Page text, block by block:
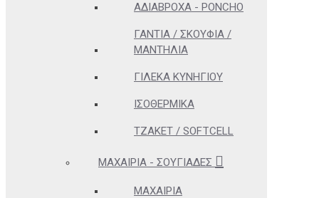
ΑΔΊΑΒΡΟΧΑ - PONCHO
ΓΆΝΤΙΑ / ΣΚΟΥΦΙΆ /
ΜΑΝΤΉΛΙΑ
ΓΙΛΈΚΑ ΚΥΝΗΓΊΟΥ
ΙΣΟΘΕΡΜΙΚΆ
ΤΖΆΚΕΤ / SOFTCELL
ΜΑΧΑΊΡΙΑ - ΣΟΥΓΙΆΔΕΣ
ΜΑΧΑΊΡΙΑ